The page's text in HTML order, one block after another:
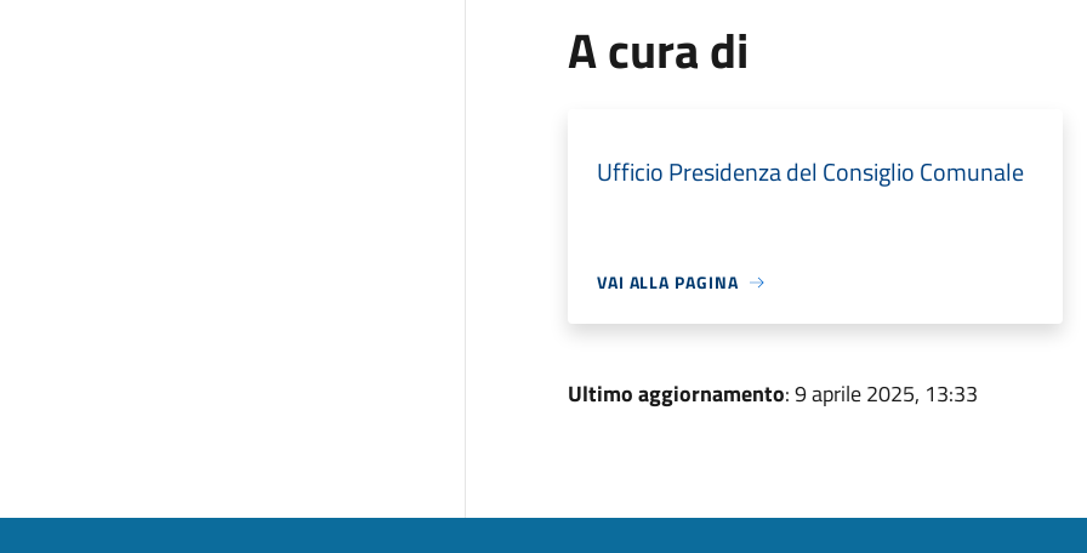
A cura di
Ufficio Presidenza del Consiglio Comunale
VAI ALLA PAGINA
Ultimo aggiornamento: 9 aprile 2025, 13:33